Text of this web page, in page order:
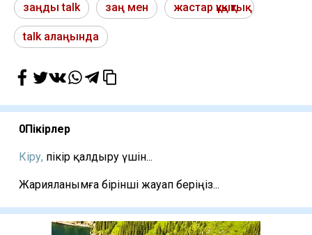
заңды talk заң мен жастар құқықтық
talk алаңында
0Пікірлер
Кіру, пікір қалдыру үшін...
Жарияланымға бірінші жауап беріңіз...